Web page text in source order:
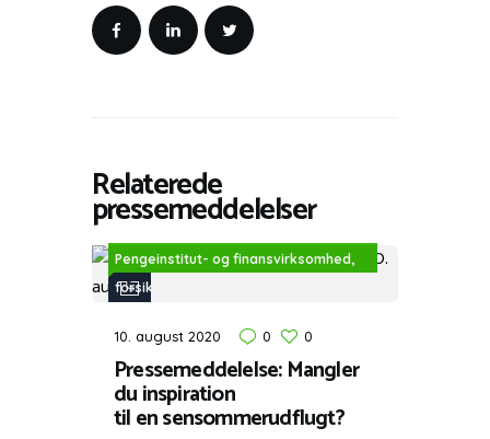
Relaterede
pressemeddelelser
Pengeinstitut- og finansvirksomhed,
forsikring
10. august 2020 0 0
Pressemeddelelse: Mangler
du inspiration
til en sensommerudflugt?